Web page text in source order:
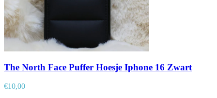
The North Face Puffer Hoesje Iphone 16 Zwart
€10,00